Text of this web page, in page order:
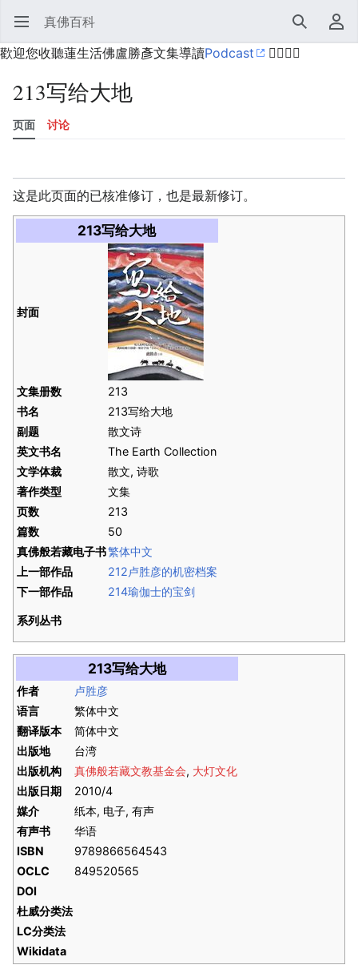
打开主菜单 真佛百科 搜索
用户菜单
歡迎您收聽蓮生活佛盧勝彥文集導讀Podcast 🙋‍♂️🙋‍♀️
213写给大地
页面 讨论
这是此页面的已核准修订，也是最新修订。
213写给大地
封面
文集册数
213
书名
213写给大地
副题
散文诗
英文书名
The Earth Collection
文学体裁
散文, 诗歌
著作类型
文集
页数
213
篇数
50
真佛般若藏电子书繁体中文
上一部作品
212卢胜彦的机密档案
下一部作品
214瑜伽士的宝剑
系列丛书
213写给大地
作者
卢胜彦
语言
繁体中文
翻译版本
简体中文
出版地
台湾
出版机构
真佛般若藏文教基金会, 大灯文化
出版日期
2010/4
媒介
纸本, 电子, 有声
有声书
华语
ISBN
9789866564543
OCLC
849520565
DOI
杜威分类法
LC分类法
Wikidata